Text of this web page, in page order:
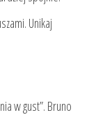
Unikaj
w gust”. Bruno